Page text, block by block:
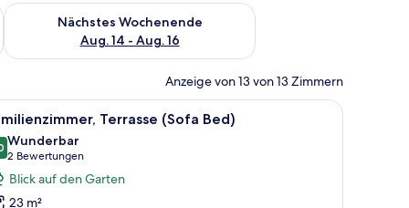
Aug. 7 - Aug. 9.
Nächstes Wochenende
Aug. 14 - Aug. 16
Überprüfe die Verfügbarkeit für nächstes Wochenende, Aug.
Anzeige von 13 von 13 Zimmern
einem Nachttisch, einem Spiegel und einem Wandregal mit
Ein modernes Hotelzimmer mit einem
9 Terrasse (Sofa Bed)
von 10
Wunderbar
2 Bewertungen
(2
Bewertungen)
Blick auf den Garten
23 m²